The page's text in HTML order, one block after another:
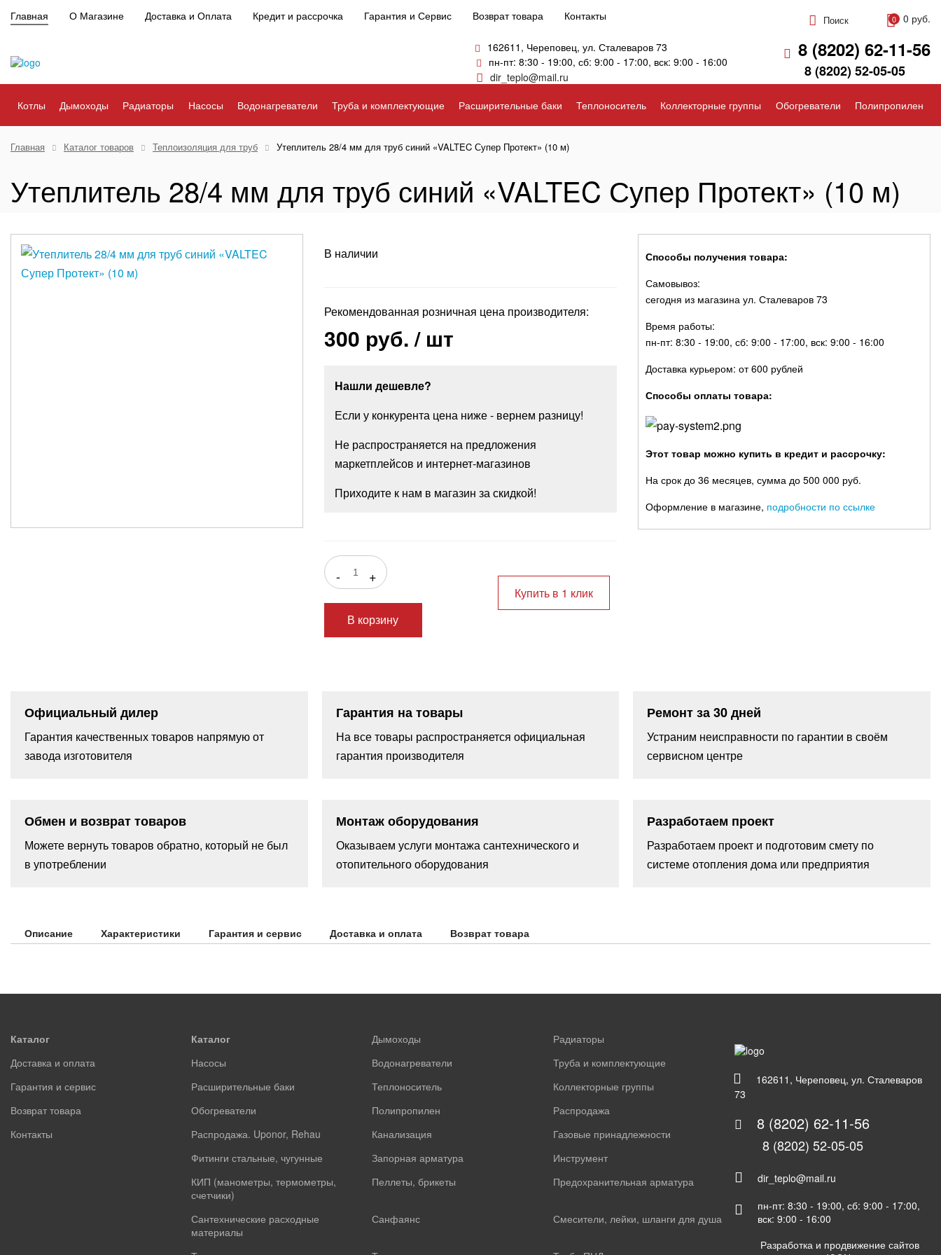
Главная О Магазине Доставка и Оплата Кредит и рассрочка Гарантия и Сервис Возврат товара Контакты Поиск 0 0 руб.
162611, Череповец, ул. Сталеваров 73
пн-пт: 8:30 - 19:00, сб: 9:00 - 17:00, вск: 9:00 - 16:00
dir_teplo@mail.ru
8 (8202) 62-11-56
8 (8202) 52-05-05
Котлы Дымоходы Радиаторы Насосы Водонагреватели Труба и комплектующие Расширительные баки Теплоноситель Коллекторные группы Обогреватели Полипропилен
Главная Каталог товаров Теплоизоляция для труб Утеплитель 28/4 мм для труб синий «VALTEC Супер Протект» (10 м)
Утеплитель 28/4 мм для труб синий «VALTEC Супер Протект» (10 м)
В наличии
Рекомендованная розничная цена производителя:
300 руб./ шт
Нашли дешевле?
Если у конкурента цена ниже - вернем разницу!
Не распространяется на предложения
маркетплейсов и интернет-магазинов
Приходите к нам в магазин за скидкой!
- +
В корзину
Купить в 1 клик
Способы получения товара:
Самовывоз:
сегодня из магазина ул. Сталеваров 73
Время работы:
пн-пт: 8:30 - 19:00, сб: 9:00 - 17:00, вск: 9:00 - 16:00
Доставка курьером: от 600 рублей
Способы оплаты товара:
Этот товар можно купить в кредит и рассрочку:
На срок до 36 месяцев, сумма до 500 000 руб.
Оформление в магазине, подробности по ссылке
Официальный дилер
Гарантия качественных товаров напрямую от
завода изготовителя
Гарантия на товары
На все товары распространяется официальная
гарантия производителя
Ремонт за 30 дней
Устраним неисправности по гарантии в своём
сервисном центре
Обмен и возврат товаров
Можете вернуть товаров обратно, который не был
в употреблении
Монтаж оборудования
Оказываем услуги монтажа сантехнического и
отопительного оборудования
Разработаем проект
Разработаем проект и подготовим смету по
системе отопления дома или предприятия
Описание Характеристики Гарантия и сервис Доставка и оплата Возврат товара
Каталог
Доставка и оплата
Гарантия и сервис
Возврат товара
Контакты
Каталог Дымоходы
Радиаторы
Насосы
Водонагреватели
Труба и комплектующие
Расширительные баки
Теплоноситель
Коллекторные группы
Обогреватели
Полипропилен
Распродажа
Распродажа. Uponor, Rehau
Канализация
Газовые принадлежности
Фитинги стальные, чугунные
Запорная арматура
Инструмент
КИП (манометры, термометры,
счетчики)
Пеллеты, брикеты Предохранительная арматура
Сантехнические расходные
материалы
Санфаянс Смесители, лейки, шланги для душа
162611, Череповец, ул. Сталеваров
73
8 (8202) 62-11-56
8 (8202) 52-05-05
dir_teplo@mail.ru
пн-пт: 8:30 - 19:00, сб: 9:00 - 17:00,
вск: 9:00 - 16:00
Разработка и продвижение сайтов